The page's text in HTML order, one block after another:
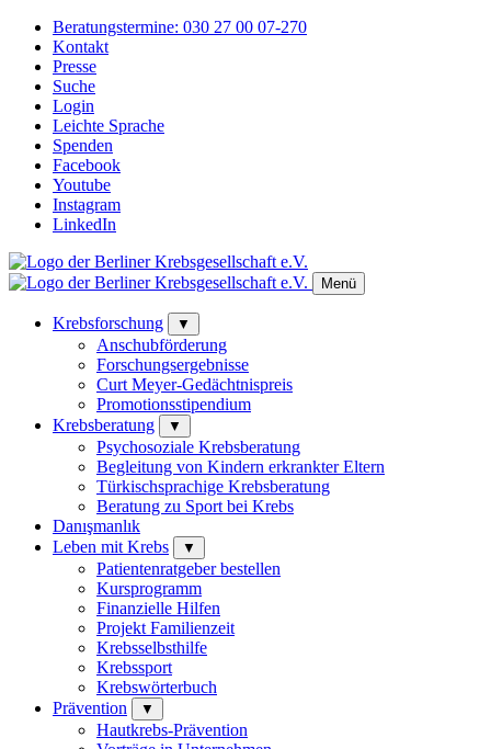
Beratungstermine: 030 27 00 07-270
Kontakt
Presse
Suche
Login
Leichte Sprache
Spenden
Facebook
Youtube
Instagram
LinkedIn
Menü
Krebsforschung ▼
Anschubförderung
Forschungsergebnisse
Curt Meyer-Gedächtnispreis
Promotionsstipendium
Krebsberatung
▼
Psychosoziale Krebsberatung
Begleitung von Kindern erkrankter Eltern
Türkischsprachige Krebsberatung
Beratung zu Sport bei Krebs
Danışmanlık
Leben mit Krebs
▼
Patientenratgeber bestellen
Kursprogramm
Finanzielle Hilfen
Projekt Familienzeit
Krebsselbsthilfe
Krebssport
Krebswörterbuch
Prävention
▼
Hautkrebs-Prävention